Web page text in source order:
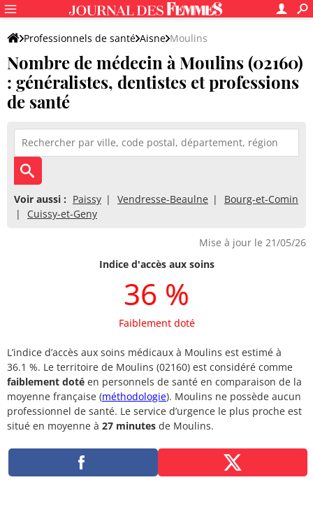
Professionnels de santé Aisne Moulins
Nombre de médecin à Moulins (02160)
: généralistes, dentistes et professions
de santé
Voir aussi : Paissy Vendresse-Beaulne
Bourg-et-Comin
Cuissy-et-Geny
Mise à jour le 21/05/26
Indice d'accès aux soins
36 %
Faiblement doté
L’indice d’accès aux soins médicaux à Moulins est estimé à
36.1 %. Le territoire de Moulins (02160) est considéré comme
faiblement doté en personnels de santé en comparaison de la
moyenne française (méthodologie). Moulins ne possède aucun
professionnel de santé. Le service d’urgence le plus proche est
situé en moyenne à 27 minutes de Moulins.